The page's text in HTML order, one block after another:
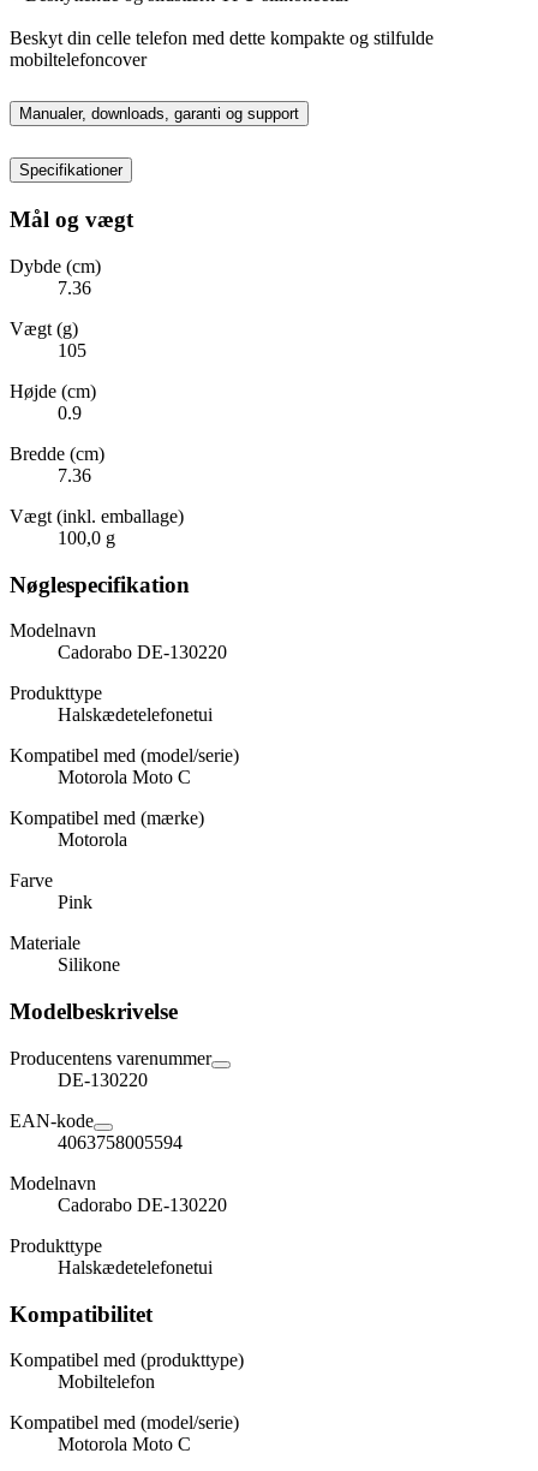
Beskyt din celle telefon med dette kompakte og stilfulde
mobiltelefoncover
Manualer, downloads, garanti og support
Specifikationer
Mål og vægt
Dybde (cm)
7.36
Vægt (g)
105
Højde (cm)
0.9
Bredde (cm)
7.36
Vægt (inkl. emballage)
100,0 g
Nøglespecifikation
Modelnavn
Cadorabo DE-130220
Produkttype
Halskædetelefonetui
Kompatibel med (model/serie)
Motorola Moto C
Kompatibel med (mærke)
Motorola
Farve
Pink
Materiale
Silikone
Modelbeskrivelse
Producentens varenummer
DE-130220
EAN-kode
4063758005594
Modelnavn
Cadorabo DE-130220
Produkttype
Halskædetelefonetui
Kompatibilitet
Kompatibel med (produkttype)
Mobiltelefon
Kompatibel med (model/serie)
Motorola Moto C